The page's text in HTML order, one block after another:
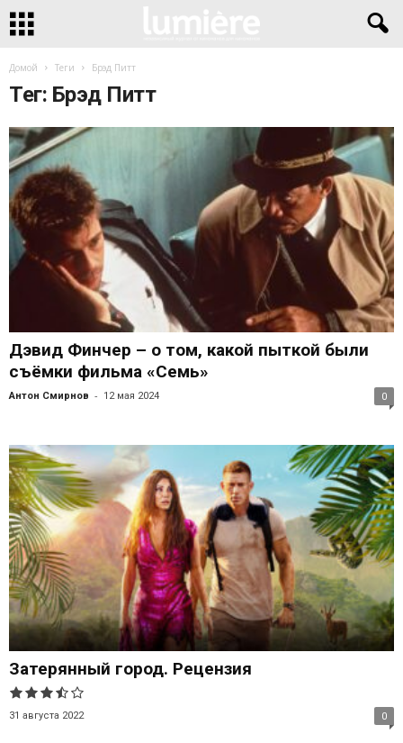
Домой Теги Брэд Питт
Тег: Брэд Питт
Дэвид Финчер – о том, какой пыткой были
съёмки фильма «Семь»
Антон Смирнов - 12 мая 2024 0
Затерянный город. Рецензия
31 августа 2022 0